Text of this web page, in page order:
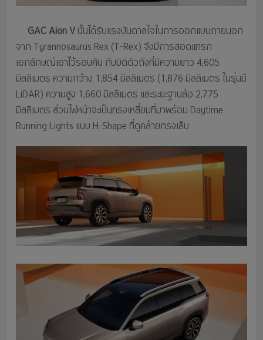
GAC Aion Vนั้นได้รับแรงบันดาลใจในการออกแบบภายนอก
จาก Tyrannosaurus Rex (T-Rex) จึงมีการสอดแทรก
เอกลักษณ์เอาไว้รอบคัน กับมิติตัวถังที่มีความยาว 4,605
มิลลิเมตร ความกว้าง 1,854 มิลลิเมตร (1,876 มิลลิเมตร ในรุ่นมี
LiDAR) ความสูง 1,660 มิลลิเมตร และระยะฐานล้อ 2,775
มิลลิเมตร ส่วนไฟหน้าจะเป็นทรงเหลี่ยมที่มาพร้อม Daytime
Running Lights แบบ H-Shape ที่ดูคล้ายกรงเล็บ